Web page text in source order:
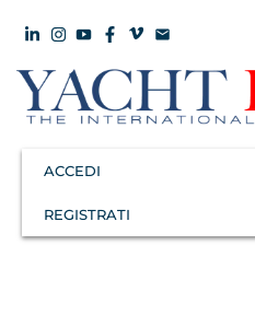
ACCEDI
REGISTRATI